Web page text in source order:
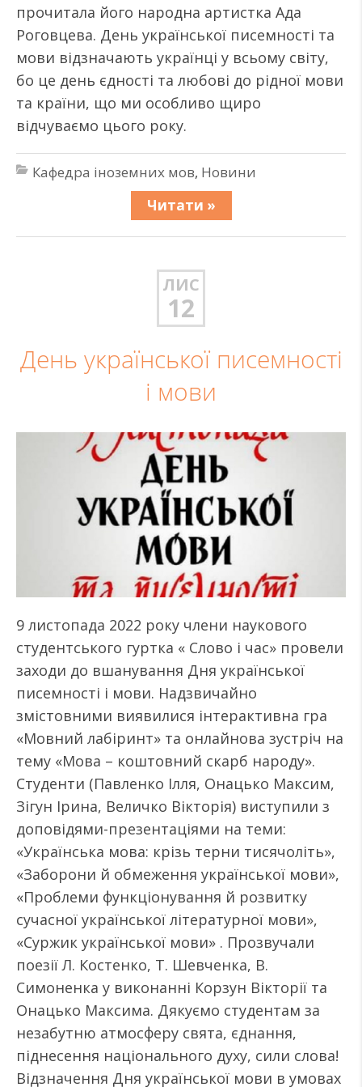
прочитала його народна артистка Ада
Роговцева. День української писемності та
мови відзначають українці у всьому світу,
бо це день єдності та любові до рідної мови
та країни, що ми особливо щиро
відчуваємо цього року.
Кафедра іноземних мов, Новини
Читати »
ЛИС
12
День української писемності
і мови
9 листопада 2022 року члени наукового
студентського гуртка « Слово і час» провели
заходи до вшанування Дня української
писемності і мови. Надзвичайно
змістовними виявилися інтерактивна гра
«Мовний лабіринт» та онлайнова зустріч на
тему «Мова – коштовний скарб народу».
Студенти (Павленко Ілля, Онацько Максим,
Зігун Ірина, Величко Вікторія) виступили з
доповідями-презентаціями на теми:
«Українська мова: крізь терни тисячоліть»,
«Заборони й обмеження української мови»,
«Проблеми функціонування й розвитку
сучасної української літературної мови»,
«Суржик української мови» . Прозвучали
поезії Л. Костенко, Т. Шевченка, В.
Симоненка у виконанні Корзун Вікторії та
Онацько Максима. Дякуємо студентам за
незабутню атмосферу свята, єднання,
піднесення національного духу, сили слова!
Відзначення Дня української мови в умовах